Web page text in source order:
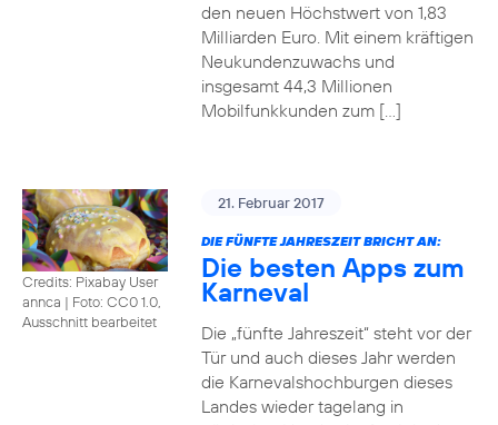
den neuen Höchstwert von 1,83
Milliarden Euro. Mit einem kräftigen
Neukundenzuwachs und
insgesamt 44,3 Millionen
Mobilfunkkunden zum […]
Credits: Pixabay User
annca | Foto: CC0 1.0,
Ausschnitt bearbeitet
21. Februar 2017
DIE FÜNFTE JAHRESZEIT BRICHT AN:
Die besten Apps zum
Karneval
Die „fünfte Jahreszeit“ steht vor der
Tür und auch dieses Jahr werden
die Karnevalshochburgen dieses
Landes wieder tagelang in